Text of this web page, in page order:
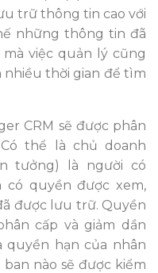
trữ thông tin cao với
những thông tin đã
việc quản lý cũng
thời gian để tìm
CRM sẽ được phân
thể là chủ doanh
tưởng) là người có
quyền được xem,
được lưu trữ. Quyền
cấp và giảm dần
quyền hạn của nhân
nào sẽ được kiểm